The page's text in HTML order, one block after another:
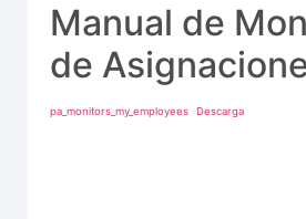
Manual de
de
pa_monitors_my_employees Descarga